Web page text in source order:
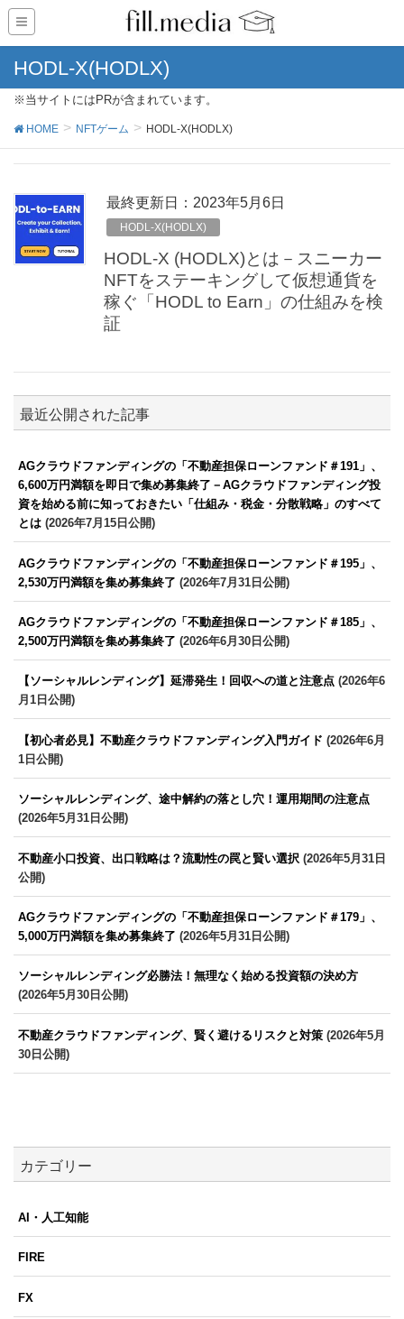
HODL-X(HODLX)
※当サイトにはPRが含まれています。
HOME NFTゲーム HODL-X(HODLX)
最終更新日：2023年5月6日
HODL-X(HODLX)
HODL-X (HODLX)とは－スニーカー
NFTをステーキングして仮想通貨を
稼ぐ「HODL to Earn」の仕組みを検
証
最近公開された記事
AGクラウドファンディングの「不動産担保ローンファンド＃191」、
6,600万円満額を即日で集め募集終了－AGクラウドファンディング投
資を始める前に知っておきたい「仕組み・税金・分散戦略」のすべて
とは (2026年7月15日公開)
AGクラウドファンディングの「不動産担保ローンファンド＃195」、
2,530万円満額を集め募集終了 (2026年7月31日公開)
AGクラウドファンディングの「不動産担保ローンファンド＃185」、
2,500万円満額を集め募集終了 (2026年6月30日公開)
【ソーシャルレンディング】延滞発生！回収への道と注意点 (2026年6
月1日公開)
【初心者必見】不動産クラウドファンディング入門ガイド (2026年6月
1日公開)
ソーシャルレンディング、途中解約の落とし穴！運用期間の注意点
(2026年5月31日公開)
不動産小口投資、出口戦略は？流動性の罠と賢い選択 (2026年5月31日
公開)
AGクラウドファンディングの「不動産担保ローンファンド＃179」、
5,000万円満額を集め募集終了 (2026年5月31日公開)
ソーシャルレンディング必勝法！無理なく始める投資額の決め方
(2026年5月30日公開)
不動産クラウドファンディング、賢く避けるリスクと対策 (2026年5月
30日公開)
カテゴリー
AI・人工知能
FIRE
FX